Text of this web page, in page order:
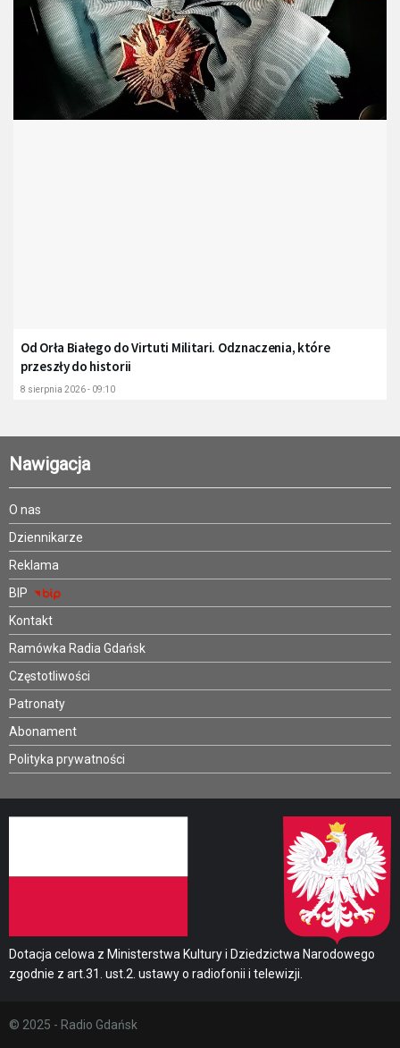
Od Orła Białego do Virtuti Militari. Odznaczenia, które
przeszły do historii
8 sierpnia 2026 - 09:10
Nawigacja
O nas
Dziennikarze
Reklama
BIP
Kontakt
Ramówka Radia Gdańsk
Częstotliwości
Patronaty
Abonament
Polityka prywatności
Dotacja celowa z Ministerstwa Kultury i Dziedzictwa Narodowego
zgodnie z art.31. ust.2. ustawy o radiofonii i telewizji.
© 2025 - Radio Gdańsk